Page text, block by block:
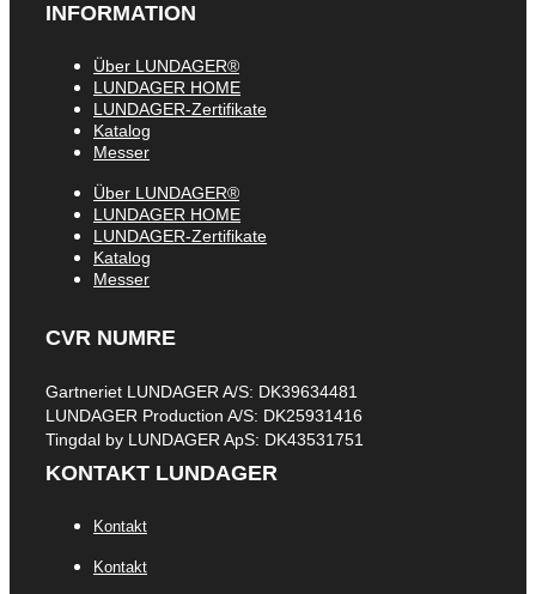
INFORMATION
Über LUNDAGER®
LUNDAGER HOME
LUNDAGER-Zertifikate
Katalog
Messer
Über LUNDAGER®
LUNDAGER HOME
LUNDAGER-Zertifikate
Katalog
Messer
CVR NUMRE
Gartneriet LUNDAGER A/S: DK39634481
LUNDAGER Production A/S: DK25931416
Tingdal by LUNDAGER ApS: DK43531751
KONTAKT LUNDAGER
Kontakt
Kontakt